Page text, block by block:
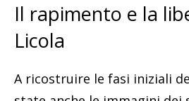
Il rapimento e la
Licola
A ricostruire le fasi iniziali